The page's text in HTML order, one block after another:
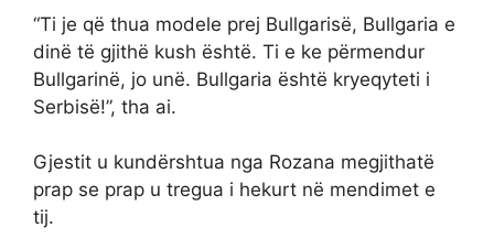
“Ti je që thua modele prej Bullgarisë, Bullgaria e
dinë të gjithë kush është. Ti e ke përmendur
Bullgarinë, jo unë. Bullgaria është kryeqyteti i
Serbisë!”, tha ai.
Gjestit u kundërshtua nga Rozana megjithatë
prap se prap u tregua i hekurt në mendimet e
tij.